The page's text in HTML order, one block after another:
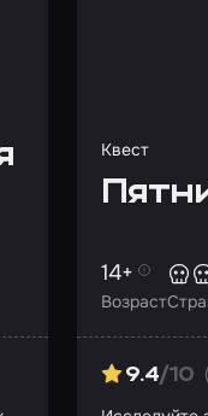
Квест
Возраст
14+
9.4/10